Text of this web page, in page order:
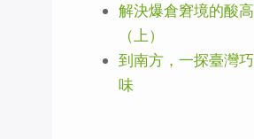
解決爆倉窘境的酸
（上）
到南方，一探臺灣
味